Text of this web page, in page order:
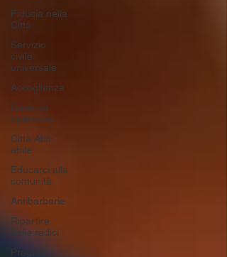
Fiducia nella
Città
Servizio
civile
universale
Accoglienza
Giustizia
riparativa
Città Abit-
abile
Educarci alla
comunità
Antibarbarie
Ripartire
dalle radici